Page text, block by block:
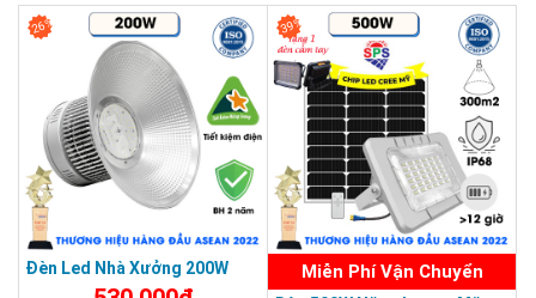
26%
Đèn Led Nhà Xưởng 200W
39%
Miễn Phí Vận Chuyển